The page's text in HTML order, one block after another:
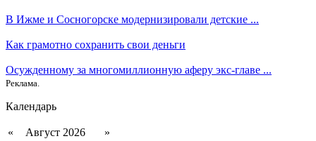
В Ижме и Сосногорске модернизировали детские ...
Как грамотно сохранить свои деньги
Осужденному за многомиллионную аферу экс-главе ...
Реклама.
Календарь
« Август 2026
»